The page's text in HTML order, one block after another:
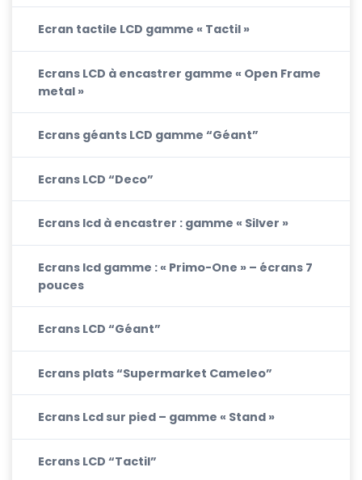
Ecran tactile LCD gamme « Tactil »
Ecrans LCD à encastrer gamme « Open Frame
metal »
Ecrans géants LCD gamme “Géant”
Ecrans LCD “Deco”
Ecrans lcd à encastrer : gamme « Silver »
Ecrans lcd gamme : « Primo-One » – écrans 7
pouces
Ecrans LCD “Géant”
Ecrans plats “Supermarket Cameleo”
Ecrans Lcd sur pied – gamme « Stand »
Ecrans LCD “Tactil”